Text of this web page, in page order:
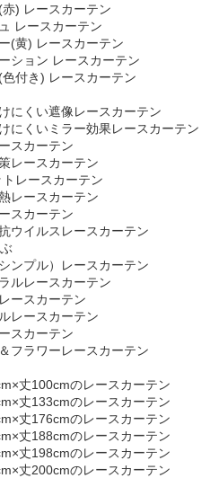
赤) レースカーテン
レースカーテン
(黄) レースカーテン
ション レースカーテン
色付き) レースカーテン
にくい遮像レースカーテン
にくいミラー効果レースカーテン
スカーテン
レースカーテン
トレースカーテン
レースカーテン
スカーテン
ウイルスレースカーテン
ンプル）レースカーテン
ルレースカーテン
ースカーテン
レースカーテン
スカーテン
フラワーレースカーテン
丈100cmのレースカーテン
丈133cmのレースカーテン
丈176cmのレースカーテン
丈188cmのレースカーテン
丈198cmのレースカーテン
丈200cmのレースカーテン